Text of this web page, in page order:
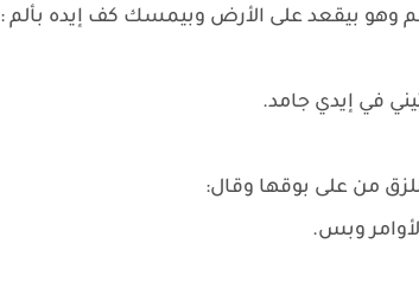
وهو بيقعد على الأرض وبيمسك كف إيده بألم :
في إيدي جامد.
من على بوقها وقال:
وبس.